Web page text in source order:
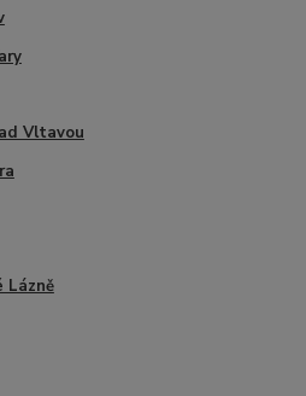
Vltavou
Lázně